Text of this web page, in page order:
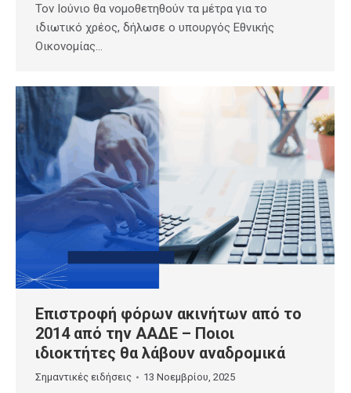
Τον Ιούνιο θα νομοθετηθούν τα μέτρα για το
ιδιωτικό χρέος, δήλωσε ο υπουργός Εθνικής
Οικονομίας…
Επιστροφή φόρων ακινήτων από το
2014 από την ΑΑΔΕ – Ποιοι
ιδιοκτήτες θα λάβουν αναδρομικά
Σημαντικές ειδήσεις 13 Νοεμβρίου, 2025